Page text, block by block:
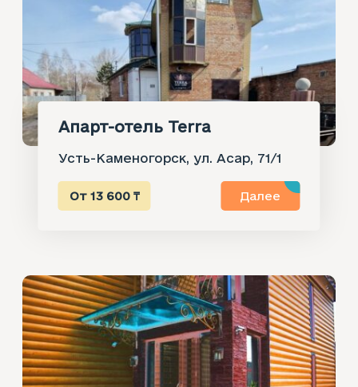
Апарт-отель Terra
Усть-Каменогорск, ул. Асар, 71/1
От 13 600 ₸ Далее